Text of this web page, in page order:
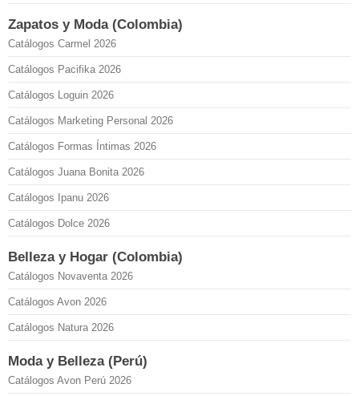
Zapatos y Moda (Colombia)
Catálogos Carmel 2026
Catálogos Pacifika 2026
Catálogos Loguin 2026
Catálogos Marketing Personal 2026
Catálogos Formas Íntimas 2026
Catálogos Juana Bonita 2026
Catálogos Ipanu 2026
Catálogos Dolce 2026
Belleza y Hogar (Colombia)
Catálogos Novaventa 2026
Catálogos Avon 2026
Catálogos Natura 2026
Moda y Belleza (Perú)
Catálogos Avon Perú 2026